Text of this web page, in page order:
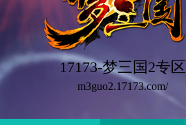
17173-梦三国2专区
m3guo2.17173.com/